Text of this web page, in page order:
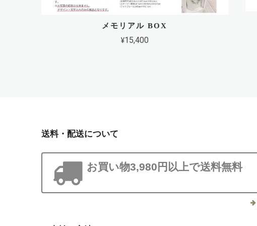
メモリアル BOX
¥15,400
送料・配送について
お買い物3,980円以上で送料無料